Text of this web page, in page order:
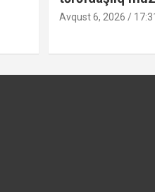
Avqust 6, 2026 / 17:31